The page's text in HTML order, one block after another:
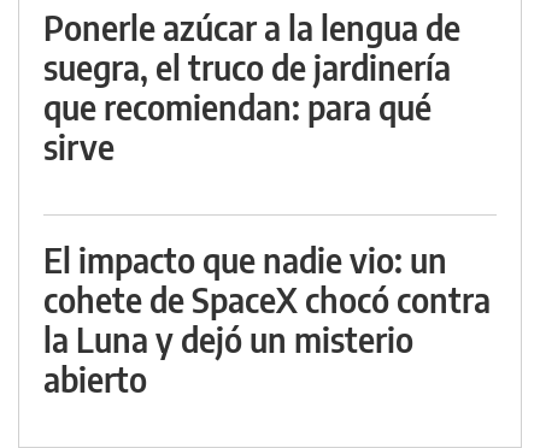
Ponerle azúcar a la lengua de
suegra, el truco de jardinería
que recomiendan: para qué
sirve
El impacto que nadie vio: un
cohete de SpaceX chocó contra
la Luna y dejó un misterio
abierto